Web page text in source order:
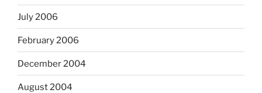
July 2006
February 2006
December 2004
August 2004